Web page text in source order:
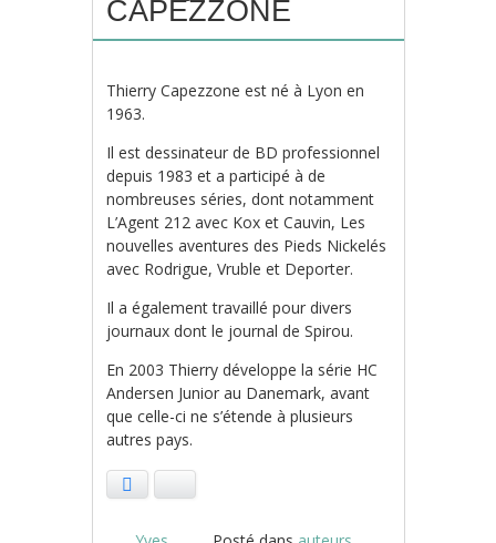
CAPEZZONE
Thierry Capezzone est né à Lyon en
1963.
Il est dessinateur de BD professionnel
depuis 1983 et a participé à de
nombreuses séries, dont notamment
L’Agent 212 avec Kox et Cauvin, Les
nouvelles aventures des Pieds Nickelés
avec Rodrigue, Vruble et Deporter.
Il a également travaillé pour divers
journaux dont le journal de Spirou.
En 2003 Thierry développe la série HC
Andersen Junior au Danemark, avant
que celle-ci ne s’étende à plusieurs
autres pays.